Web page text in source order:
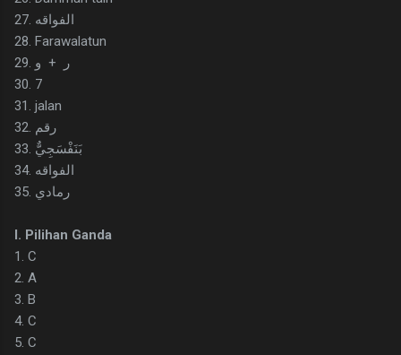
27. الفواقه
28. Farawalatun
29. ر + و
30. 7
31. jalan
32. رقم
33. بَنَفْسَجِيٌّ
34. الفواقه
35. رمادي
I. Pilihan Ganda
1. C
2. A
3. B
4. C
5. C